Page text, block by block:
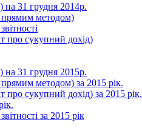
на 31 грудня 2014р.
прямим методом)
про сукупний дохід)
на 31 грудня 2015р.
методом) за 2015 рік.
про сукупний дохід) за 2015 рік.
за 2015 рік